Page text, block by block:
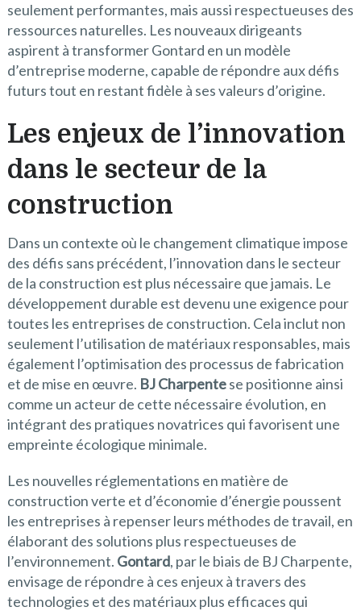
seulement performantes, mais aussi respectueuses des
ressources naturelles. Les nouveaux dirigeants
aspirent à transformer Gontard en un modèle
d’entreprise moderne, capable de répondre aux défis
futurs tout en restant fidèle à ses valeurs d’origine.
Les enjeux de l’innovation
dans le secteur de la
construction
Dans un contexte où le changement climatique impose
des défis sans précédent, l’innovation dans le secteur
de la construction est plus nécessaire que jamais. Le
développement durable est devenu une exigence pour
toutes les entreprises de construction. Cela inclut non
seulement l’utilisation de matériaux responsables, mais
également l’optimisation des processus de fabrication
et de mise en œuvre. BJ Charpentese positionne ainsi
comme un acteur de cette nécessaire évolution, en
intégrant des pratiques novatrices qui favorisent une
empreinte écologique minimale.
Les nouvelles réglementations en matière de
construction verte et d’économie d’énergie poussent
les entreprises à repenser leurs méthodes de travail, en
élaborant des solutions plus respectueuses de
l’environnement. Gontard, par le biais de BJ Charpente,
envisage de répondre à ces enjeux à travers des
technologies et des matériaux plus efficaces qui